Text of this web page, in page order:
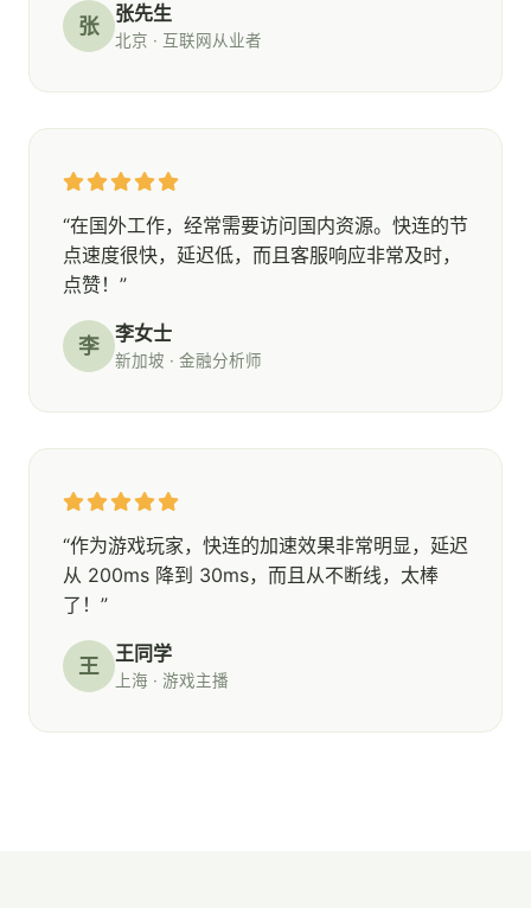
张 张先生
北京 · 互联网从业者
“在国外工作，经常需要访问国内资源。快连的节
点速度很快，延迟低，而且客服响应非常及时，
点赞！”
李 李女士
新加坡 · 金融分析师
“作为游戏玩家，快连的加速效果非常明显，延迟
从 200ms 降到 30ms，而且从不断线，太棒
了！”
王 王同学
上海 · 游戏主播